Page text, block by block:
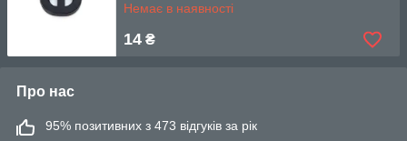
Немає в наявності
14 ₴
Про нас
95% позитивних з 473 відгуків за рік